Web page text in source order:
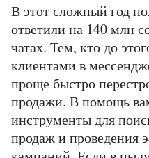
В этот сложный год
ответили на 140 млн
чатах. Тем, кто до
клиентами в
проще быстро
продажи. В помощь
инструменты для
продаж и проведения